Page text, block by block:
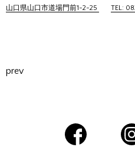
山口県山口市道場門前1-2-25 TEL:
prev